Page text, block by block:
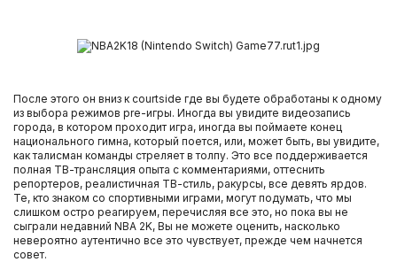
После этого он вниз к courtside где вы будете обработаны к одному
из выбора режимов pre-игры. Иногда вы увидите видеозапись
города, в котором проходит игра, иногда вы поймаете конец
национального гимна, который поется, или, может быть, вы увидите,
как талисман команды стреляет в толпу. Это все поддерживается
полная ТВ-трансляция опыта с комментариями, оттеснить
репортеров, реалистичная ТВ-стиль, ракурсы, все девять ярдов.
Те, кто знаком со спортивными играми, могут подумать, что мы
слишком остро реагируем, перечисляя все это, но пока вы не
сыграли недавний NBA 2K, Вы не можете оценить, насколько
невероятно аутентично все это чувствует, прежде чем начнется
совет.
PlayStation 4
Игры XBOX ONE
Очки PS VR
Игровые приставки Xbox One S